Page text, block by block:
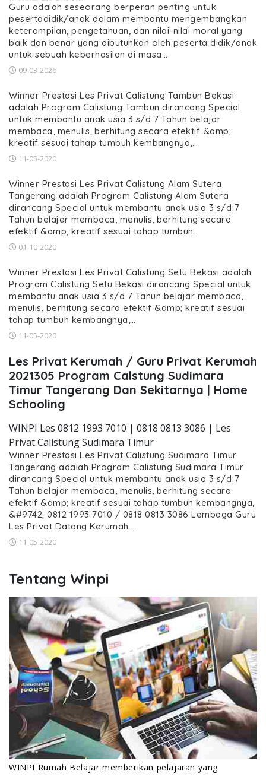
Guru adalah seseorang berperan penting untuk
pesertadidik/anak dalam membantu mengembangkan
keterampilan, pengetahuan, dan nilai-nilai moral yang
baik dan benar yang dibutuhkan oleh peserta didik/anak
untuk sebuah keberhasilan di masa…
09-03-2026
Winner Prestasi Les Privat Calistung Tambun Bekasi
adalah Program Calistung Tambun dirancang Special
untuk membantu anak usia 3 s/d 7 Tahun belajar
membaca, menulis, berhitung secara efektif &amp;
kreatif sesuai tahap tumbuh kembangnya,…
11-05-2020
Winner Prestasi Les Privat Calistung Alam Sutera
Tangerang adalah Program Calistung Alam Sutera
dirancang Special untuk membantu anak usia 3 s/d 7
Tahun belajar membaca, menulis, berhitung secara
efektif &amp; kreatif sesuai tahap tumbuh…
01-10-2020
Winner Prestasi Les Privat Calistung Setu Bekasi adalah
Program Calistung Setu Bekasi dirancang Special untuk
membantu anak usia 3 s/d 7 Tahun belajar membaca,
menulis, berhitung secara efektif &amp; kreatif sesuai
tahap tumbuh kembangnya,…
11-05-2020
Les Privat Kerumah / Guru Privat Kerumah
2021305 Program Calstung Sudimara
Timur Tangerang Dan Sekitarnya | Home
Schooling
WINPI Les 0812 1993 7010 | 0818 0813 3086 | Les
Privat Calistung Sudimara Timur
Winner Prestasi Les Privat Calistung Sudimara Timur
Tangerang adalah Program Calistung Sudimara Timur
dirancang Special untuk membantu anak usia 3 s/d 7
Tahun belajar membaca, menulis, berhitung secara
efektif &amp; kreatif sesuai tahap tumbuh kembangnya,
&#9742; 0812 1993 7010 / 0818 0813 3086 Lembaga Guru
Les Privat Datang Kerumah…
11-05-2020
Tentang Winpi
WINPI Rumah Belajar memberikan pelajaran yang